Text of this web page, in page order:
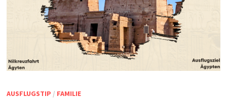
AUSFLUGSTIP / FAMILIE